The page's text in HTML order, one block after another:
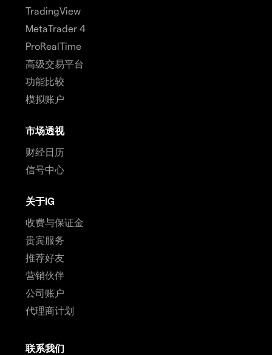
TradingView
MetaTrader 4
ProRealTime
高级交易平台
功能比较
模拟账户
市场透视
财经日历
信号中心
关于IG
收费与保证金
贵宾服务
推荐好友
营销伙伴
公司账户
代理商计划
联系我们